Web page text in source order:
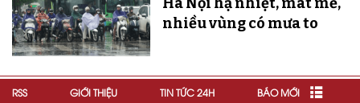
nhiều vùng có mưa to
RSS GIỚI THIỆU TIN TỨC 24H BÁO MỚI